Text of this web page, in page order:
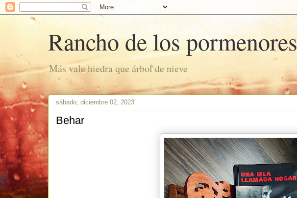
Rancho de los pormenores
Más vale hiedra que árbol de nieve
sábado, diciembre 02, 2023
Behar